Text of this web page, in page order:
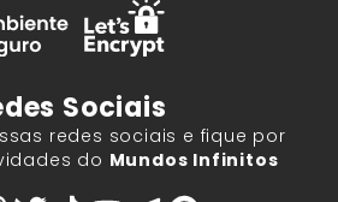
Sociais
redes sociais e fique por
do Mundos Infinitos